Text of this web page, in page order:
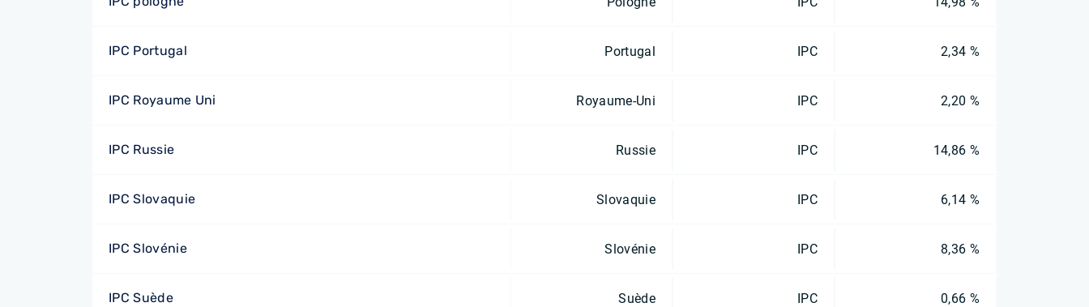
IPC Portugal Portugal IPC 2,34 %
IPC Royaume Uni Royaume-Uni IPC 2,20 %
IPC Russie Russie IPC 14,86 %
IPC Slovaquie Slovaquie IPC 6,14 %
IPC Slovénie Slovénie IPC 8,36 %
IPC Suède Suède IPC 0,66 %